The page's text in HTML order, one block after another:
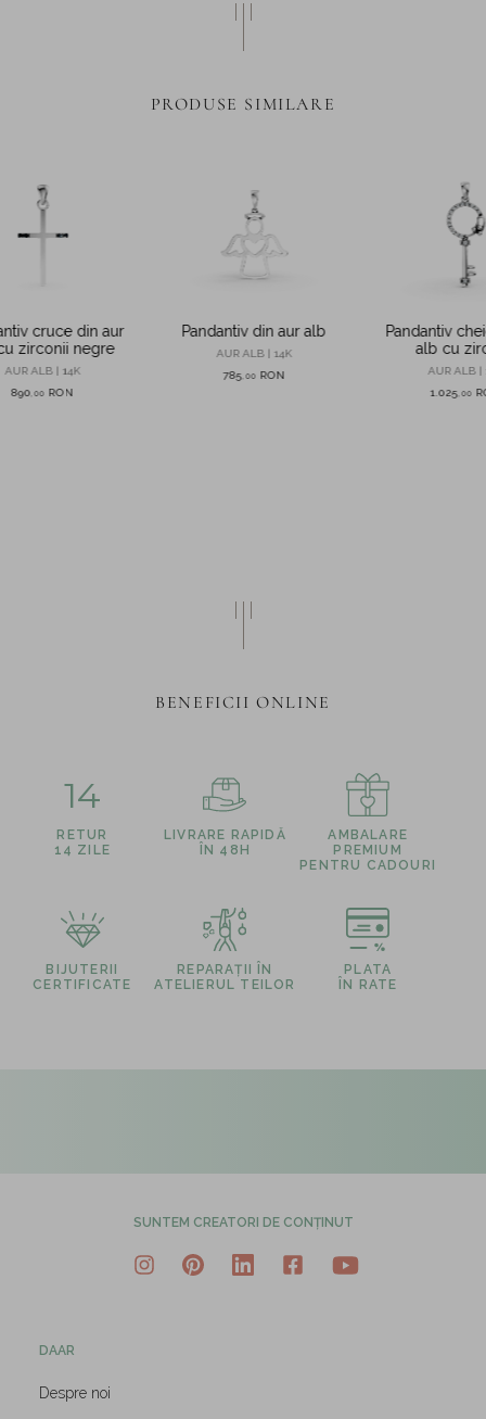
PRODUSE SIMILARE
cruce din aur
zirconii negre
AUR ALB | 14K
890 00 RON
Pandantiv din aur alb
AUR ALB | 14K
785 00 RON
Pandantiv
alb cu
AUR ALB |
1.025 00
BENEFICII ONLINE
14
RETUR
14 ZILE
LIVRARE RAPIDĂ
ÎN 48H
AMBALARE
PREMIUM
PENTRU CADOURI
BIJUTERII
CERTIFICATE
REPARAȚII ÎN
ATELIERUL TEILOR
PLATA
ÎN RATE
SUNTEM CREATORI DE CONȚINUT
DAAR
Despre noi